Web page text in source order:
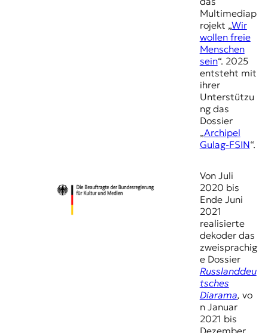
Multimediap
rojekt „Wir
wollen freie
Menschen
sein“. 2025
entsteht mit
ihrer
Unterstützu
ng das
Dossier
„Archipel
Gulag-FSIN“.
Von Juli
2020 bis
Ende Juni
2021
realisierte
dekoder das
zweisprachig
e Dossier
Russlanddeu
tsches
Diarama, vo
n Januar
2021 bis